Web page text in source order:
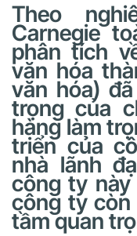
Theo
Carnegie
phân tích
văn hóa
văn hóa)
trọng của
hàng làm
triển của
nhà lãnh
công ty
công ty còn
tầm quan